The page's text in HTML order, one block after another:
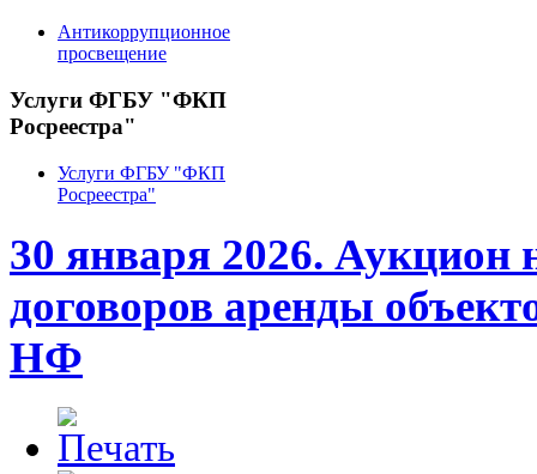
Антикоррупционное
просвещение
Услуги ФГБУ "ФКП
Росреестра"
Услуги ФГБУ "ФКП
Росреестра"
30 января 2026. Аукцион
договоров аренды
НФ